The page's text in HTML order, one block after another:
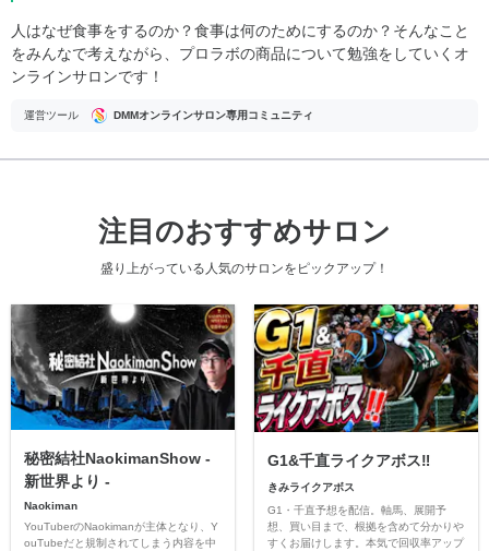
人はなぜ食事をするのか？食事は何のためにするのか？そんなこと
をみんなで考えながら、プロラボの商品について勉強をしていくオ
ンラインサロンです！
運営ツール DMMオンラインサロン専用コミュニティ
注目のおすすめサロン
盛り上がっている人気のサロンをピックアップ！
秘密結社NaokimanShow -
新世界より -
Naokiman
YouTuberのNaokimanが主体となり、Y
ouTubeだと規制されてしまう内容を中
G1&千直ライクアボス‼️
きみライクアボス
G1・千直予想を配信。軸馬、展開予
想、買い目まで、根拠を含めて分かりや
すくお届けします。本気で回収率アップ